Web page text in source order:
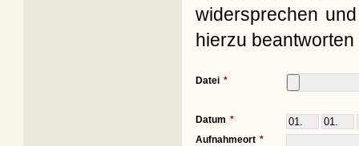
widersprechen
hierzu
Datei
Datum
Aufnahmeort